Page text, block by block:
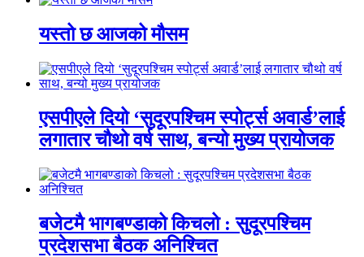
यस्तो छ आजको मौसम
एसपीएले दियो ‘सुदूरपश्चिम स्पोर्ट्स अवार्ड’लाई
लगातार चौथो वर्ष साथ, बन्यो मुख्य प्रायोजक
बजेटमै भागबण्डाको किचलो : सुदूरपश्चिम
प्रदेशसभा बैठक अनिश्चित